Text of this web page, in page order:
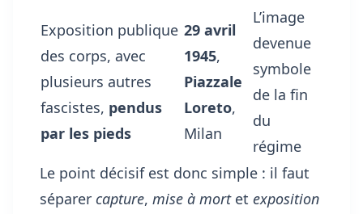
Exposition publique
des corps, avec
plusieurs autres
fascistes, pendus
par les pieds
29 avril
1945,
Piazzale
Loreto,
Milan
L’image
devenue
symbole
de la fin
du
régime
Le point décisif est donc simple : il faut
séparer capture, mise à mortet exposition